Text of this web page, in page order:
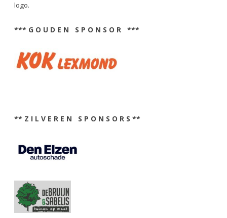
logo.
*** G O U D E N S P O N S O R ***
** Z I L V E R E N S P O N S O R S **